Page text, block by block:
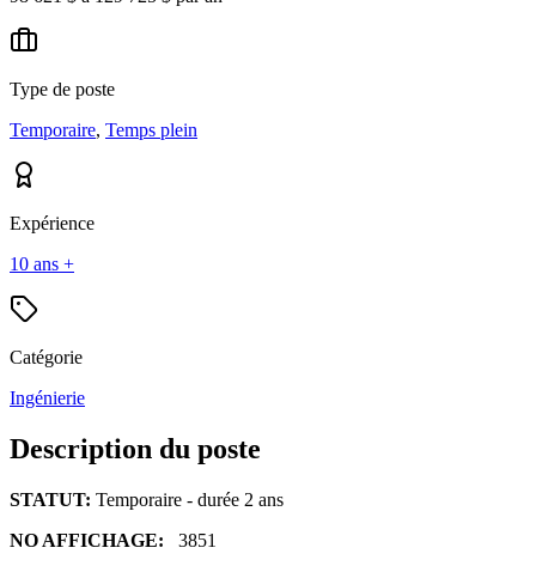
Type de poste
Temporaire, Temps plein
Expérience
10 ans +
Catégorie
Ingénierie
Description du poste
STATUT: Temporaire - durée 2 ans
NO AFFICHAGE: 3851